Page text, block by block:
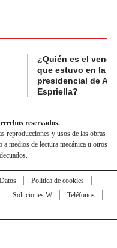
¿Quién es el
que estuvo en la
presidencial de
Espriella?
reservados.
reproducciones y usos de las obras
a medios de lectura mecánica u otros
Política de cookies
Soluciones W
Teléfonos